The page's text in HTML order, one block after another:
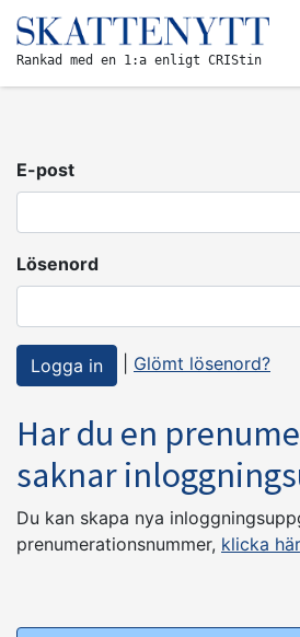
Rankad med en 1:a enligt CRIStin
E-post
Lösenord
Glömt lösenord?
Har du en
saknar
Du kan skapa nya
prenumerationsnummer, klicka här